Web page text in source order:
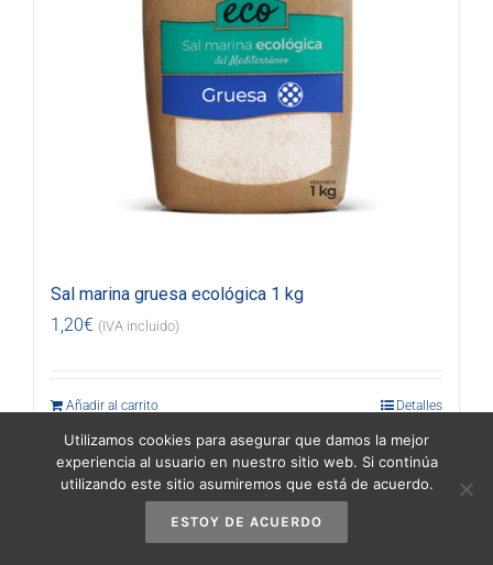
Sal marina gruesa ecológica 1 kg
1,20€ (IVA incluido)
Añadir al carrito Detalles
Utilizamos cookies para asegurar que damos la mejor
experiencia al usuario en nuestro sitio web. Si continúa
utilizando este sitio asumiremos que está de acuerdo.
ESTOY DE ACUERDO